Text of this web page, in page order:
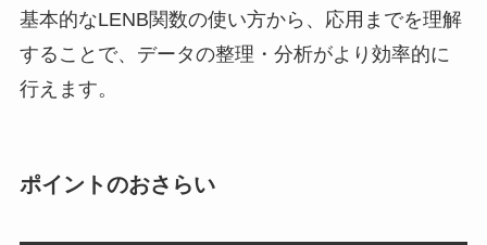
基本的なLENB関数の使い方から、応用までを理解
することで、データの整理・分析がより効率的に
行えます。
ポイントのおさらい